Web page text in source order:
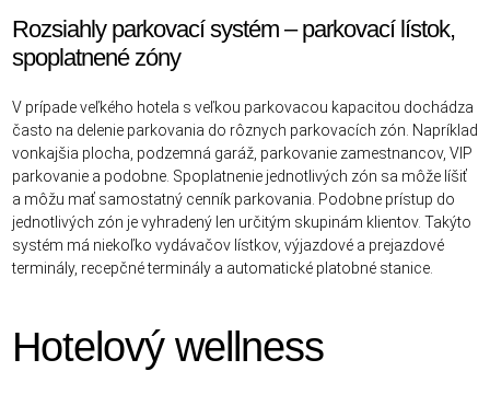
Rozsiahly parkovací systém – parkovací lístok,
spoplatnené zóny
V prípade veľkého hotela s veľkou parkovacou kapacitou dochádza
často na delenie parkovania do rôznych parkovacích zón. Napríklad
vonkajšia plocha, podzemná garáž, parkovanie zamestnancov, VIP
parkovanie a podobne. Spoplatnenie jednotlivých zón sa môže líšiť
a môžu mať samostatný cenník parkovania. Podobne prístup do
jednotlivých zón je vyhradený len určitým skupinám klientov. Takýto
systém má niekoľko vydávačov lístkov, výjazdové a prejazdové
terminály, recepčné terminály a automatické platobné stanice.
Hotelový wellness